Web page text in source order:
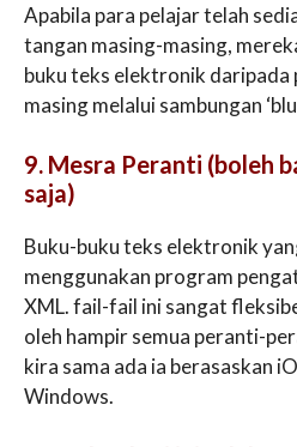
Apabila para pelajar telah
tangan masing-masing,
buku teks elektronik daripada
masing melalui sambungan
9. Mesra Peranti (boleh
saja)
Buku-buku teks elektronik
menggunakan program
XML. fail-fail ini sangat
oleh hampir semua peranti-
kira sama ada ia berasaskan
Windows.